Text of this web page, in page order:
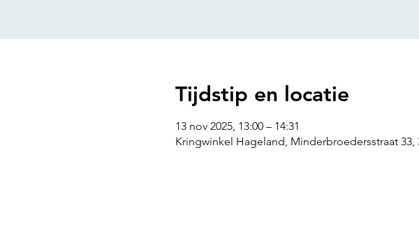
Tijdstip en locatie
13 nov 2025, 13:00 – 14:31
Kringwinkel Hageland, Minderbroedersstraat 33,